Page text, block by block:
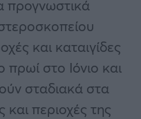
προγνωστικά
και καταιγίδες
στο Ιόνιο και
σταδιακά στα
περιοχές της